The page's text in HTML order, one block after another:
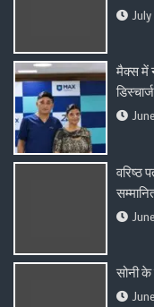
मैक्स में
डिस्चार्ज
वरिष्ठ
सोनी के